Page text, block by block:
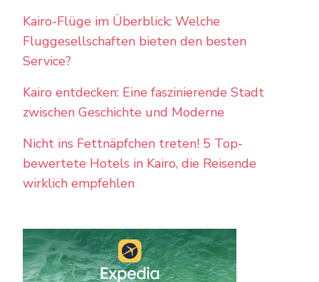
Kairo-Flüge im Überblick: Welche
Fluggesellschaften bieten den besten
Service?
Kairo entdecken: Eine faszinierende Stadt
zwischen Geschichte und Moderne
Nicht ins Fettnäpfchen treten! 5 Top-
bewertete Hotels in Kairo, die Reisende
wirklich empfehlen